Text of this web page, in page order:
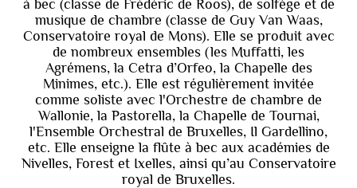
à bec (classe de Frédéric de Roos), de solfège et de
musique de chambre (classe de Guy Van Waas,
Conservatoire royal de Mons). Elle se produit avec
de nombreux ensembles (les Muffatti, les
Agrémens, la Cetra d’Orfeo, la Chapelle des
Minimes, etc.). Elle est régulièrement invitée
comme soliste avec l'Orchestre de chambre de
Wallonie, la Pastorella, la Chapelle de Tournai,
l'Ensemble Orchestral de Bruxelles, Il Gardellino,
etc. Elle enseigne la flûte à bec aux académies de
Nivelles, Forest et Ixelles, ainsi qu’au Conservatoire
royal de Bruxelles.